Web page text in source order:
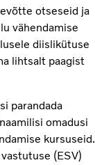
otseseid ja
vähendamise
diislikütuse
lihtsalt paagist
parandada
omadusi
kursuseid.
(ESV)